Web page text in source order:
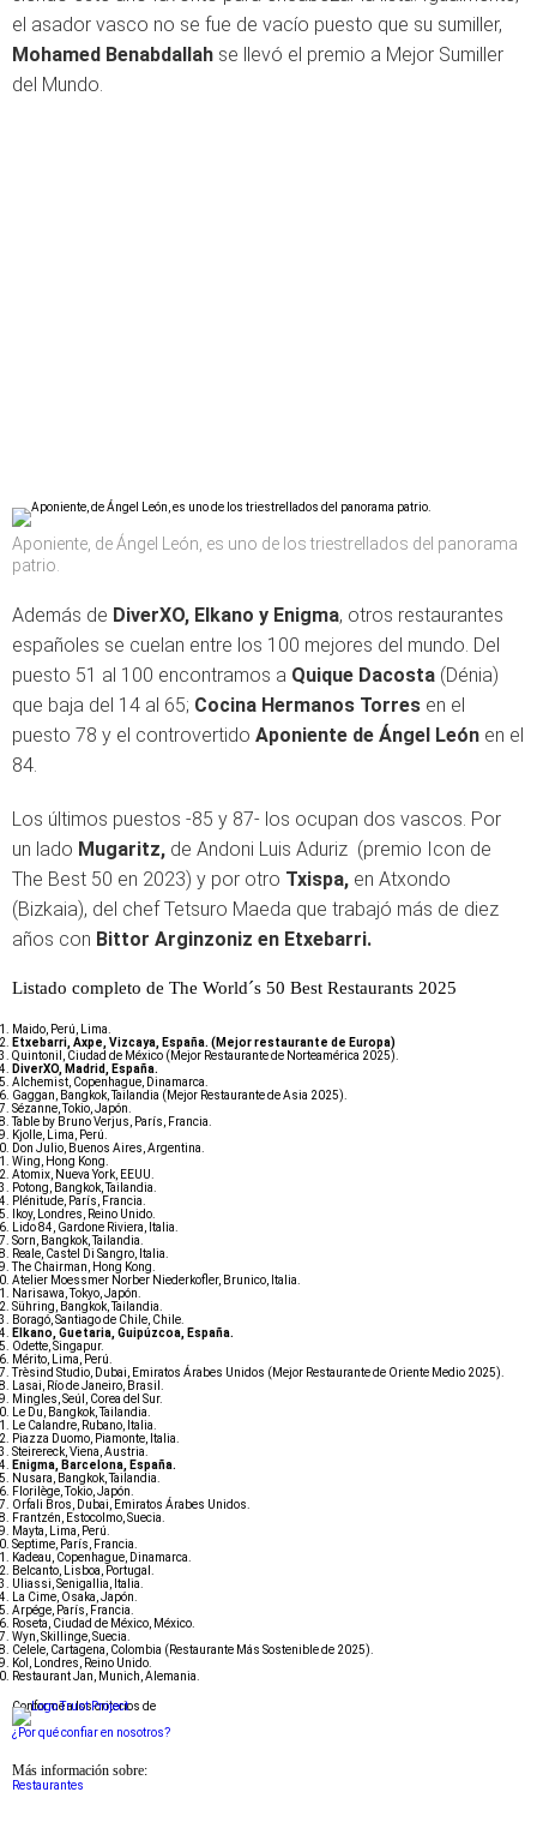
el asador vasco no se fue de vacío puesto que su sumiller,
Mohamed Benabdallah se llevó el premio a Mejor Sumiller
del Mundo.
Aponiente, de Ángel León, es uno de los triestrellados del panorama
patrio.
Además de DiverXO, Elkano y Enigma, otros restaurantes
españoles se cuelan entre los 100 mejores del mundo. Del
puesto 51 al 100 encontramos a Quique Dacosta (Dénia)
que baja del 14 al 65; Cocina Hermanos Torres en el
puesto 78 y el controvertido Aponiente de Ángel León en el
84.
Los últimos puestos -85 y 87- los ocupan dos vascos. Por
un lado Mugaritz, de Andoni Luis Aduriz (premio Icon de
The Best 50 en 2023) y por otro Txispa, en Atxondo
(Bizkaia), del chef Tetsuro Maeda que trabajó más de diez
años con Bittor Arginzoniz en Etxebarri.
Listado completo de The World´s 50 Best Restaurants 2025
Maido, Perú, Lima.
Etxebarri, Axpe, Vizcaya, España. (Mejor restaurante de Europa)
Quintonil, Ciudad de México (Mejor Restaurante de Norteamérica 2025).
DiverXO, Madrid, España.
Alchemist, Copenhague, Dinamarca.
Gaggan, Bangkok, Tailandia (Mejor Restaurante de Asia 2025).
Sézanne, Tokio, Japón.
Table by Bruno Verjus, París, Francia.
Kjolle, Lima, Perú.
Don Julio, Buenos Aires, Argentina.
Wing, Hong Kong.
Atomix, Nueva York, EEUU.
Potong, Bangkok, Tailandia.
Plénitude, París, Francia.
Ikoy, Londres, Reino Unido.
Lido 84, Gardone Riviera, Italia.
Sorn, Bangkok, Tailandia.
Reale, Castel Di Sangro, Italia.
The Chairman, Hong Kong.
Atelier Moessmer Norber Niederkofler, Brunico, Italia.
Narisawa, Tokyo, Japón.
Sühring, Bangkok, Tailandia.
Boragó, Santiago de Chile, Chile.
Elkano, Guetaria, Guipúzcoa, España.
Odette, Singapur.
Mérito, Lima, Perú.
Trèsind Studio, Dubai, Emiratos Árabes Unidos (Mejor Restaurante de Oriente Medio 2025).
Lasai, Río de Janeiro, Brasil.
Mingles, Seúl, Corea del Sur.
Le Du, Bangkok, Tailandia.
Le Calandre, Rubano, Italia.
Piazza Duomo, Piamonte, Italia.
Steirereck, Viena, Austria.
Enigma, Barcelona, España.
Nusara, Bangkok, Tailandia.
Florilège, Tokio, Japón.
Orfali Bros, Dubai, Emiratos Árabes Unidos.
Frantzén, Estocolmo, Suecia.
Mayta, Lima, Perú.
Septime, París, Francia.
Kadeau, Copenhague, Dinamarca.
Belcanto, Lisboa, Portugal.
Uliassi, Senigallia, Italia.
La Cime, Osaka, Japón.
Arpége, París, Francia.
Roseta, Ciudad de México, México.
Wyn, Skillinge, Suecia.
Celele, Cartagena, Colombia (Restaurante Más Sostenible de 2025).
Kol, Londres, Reino Unido.
Restaurant Jan, Munich, Alemania.
Conforme a los criterios de
¿Por qué confiar en nosotros?
Más información sobre:
Restaurantes